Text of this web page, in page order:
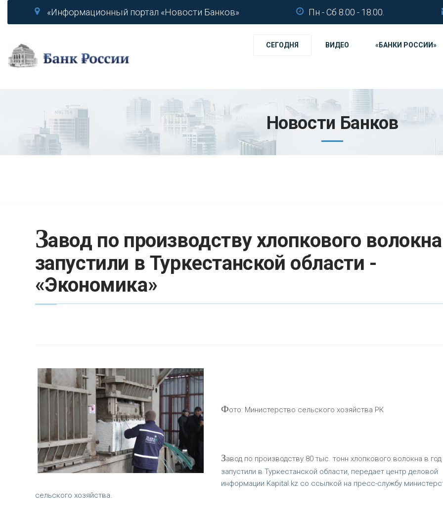
«Информационный портал «Новости Банков» Пн - Сб 8.00 - 18.00.
СЕГОДНЯ ВИДЕО «БАНКИ РОССИИ»
Новости Банков
Завод по производству хлопкового волокна
запустили в Туркестанской области -
«Экономика»
Фото: Министерство сельского хозяйства РК
Завод по производству 80 тыс. тонн хлопкового волокна в год
запустили в Туркестанской области, передает центр деловой
информации Kapital.kz со ссылкой на пресс-службу
сельского хозяйства.